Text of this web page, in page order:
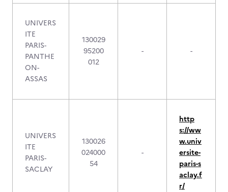
UNIVERS
ITE
PARIS-
PANTHE
ON-
ASSAS
130029
95200
012
- -
UNIVERS
ITE
PARIS-
SACLAY
130026
024000
54
-
http
s://ww
w.univ
ersite-
paris-s
aclay.f
r/